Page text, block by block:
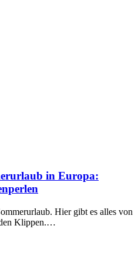
in Europa:
Hier gibt es alles von
Klippen.…